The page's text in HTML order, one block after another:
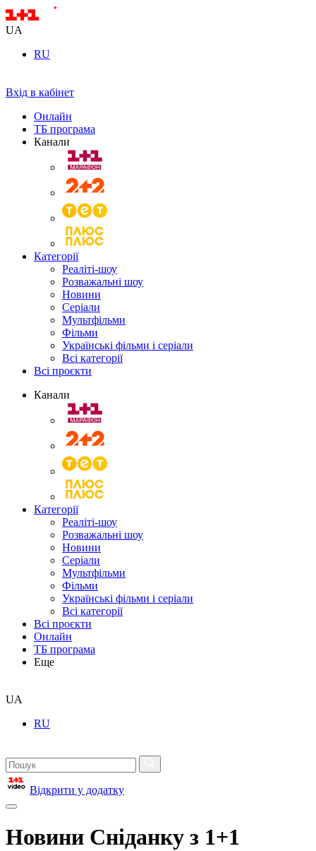
UA
RU
Вхід в кабінет
Онлайн
ТБ програма
Канали
Категорії
Реаліті-шоу
Розважальні шоу
Новини
Серіали
Мультфільми
Фільми
Українські фільми і серіали
Всі категорії
Всі проєкти
Канали
Категорії
Реаліті-шоу
Розважальні шоу
Новини
Серіали
Мультфільми
Фільми
Українські фільми і серіали
Всі категорії
Всі проєкти
Онлайн
ТБ програма
Еще
UA
RU
Відкрити у додатку
Новини Сніданку з 1+1